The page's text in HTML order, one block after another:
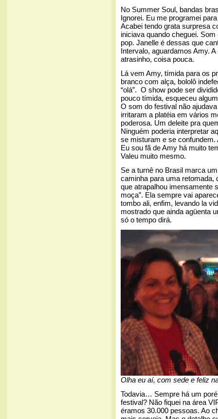
No Summer Soul, bandas
Ignorei. Eu me programei
Acabei tendo grata surpresa
iniciava quando cheguei.
pop. Janelle é dessas que
Intervalo, aguardamos Amy.
atrasinho, coisa pouca.
Lá vem Amy, tímida para os
branco com alça, bololô
“olá”. O show pode ser
pouco tímida, esqueceu
O som do festival não
irritaram a platéia em vários
poderosa. Um deleite pra
Ninguém poderia interpretar
se misturam e se confundem.
Eu sou fã de Amy há muito
Valeu muito mesmo.
Se a turnê no Brasil marca
caminha para uma retomada,
que atrapalhou imensamente
moça”. Ela sempre vai
tombo ali, enfim, levando la
mostrado que ainda agüenta
só o tempo dirá.
Olha eu aí, com sede e feliz
Todavia… Sempre há um
festival? Não fiquei na área
éramos 30.000 pessoas. Ao